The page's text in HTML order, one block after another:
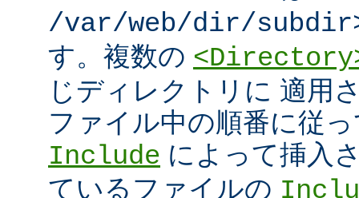
/var/web/dir/
す。複数の
じディレクトリに 適用
ファイル中の順番に従
Include によって挿入
ているファイルの